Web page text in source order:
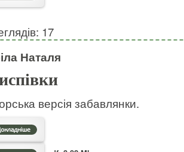
17
Наталя
версія забавлянки.